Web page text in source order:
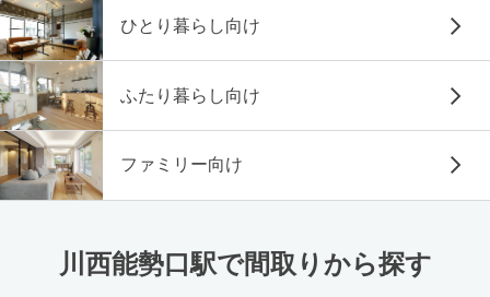
ひとり暮らし向け
ふたり暮らし向け
ファミリー向け
川西能勢口駅で間取りから探す